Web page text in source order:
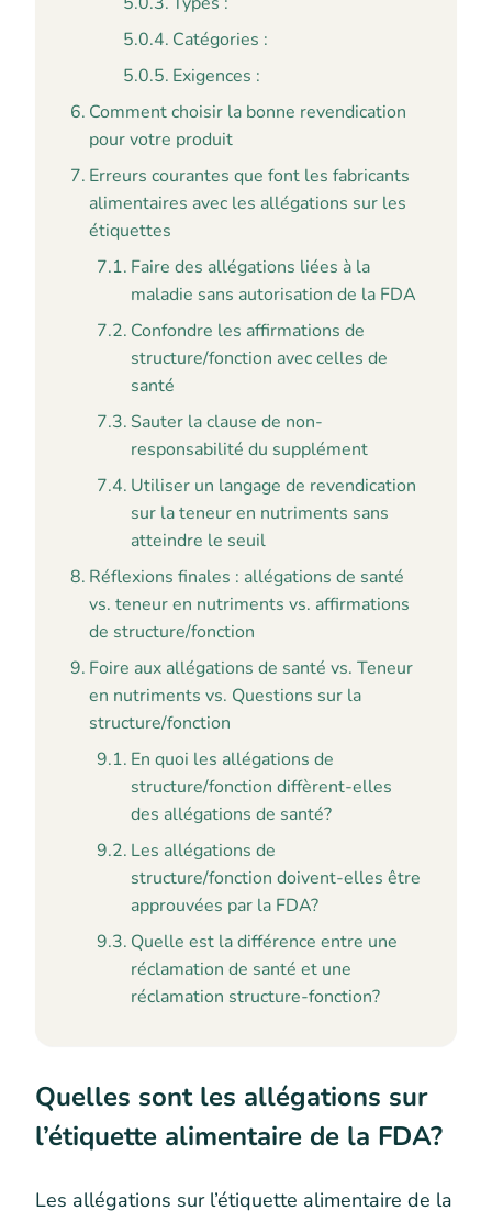
Catégories :
Exigences :
Comment choisir la bonne revendication
pour votre produit
Erreurs courantes que font les fabricants
alimentaires avec les allégations sur les
étiquettes
Faire des allégations liées à la
maladie sans autorisation de la FDA
Confondre les affirmations de
structure/fonction avec celles de
santé
Sauter la clause de non-
responsabilité du supplément
Utiliser un langage de revendication
sur la teneur en nutriments sans
atteindre le seuil
Réflexions finales : allégations de santé
vs. teneur en nutriments vs. affirmations
de structure/fonction
Foire aux allégations de santé vs. Teneur
en nutriments vs. Questions sur la
structure/fonction
En quoi les allégations de
structure/fonction diffèrent-elles
des allégations de santé?
Les allégations de
structure/fonction doivent-elles être
approuvées par la FDA?
Quelle est la différence entre une
réclamation de santé et une
réclamation structure-fonction?
Quelles sont les allégations sur
l’étiquette alimentaire de la FDA?
Les allégations sur l’étiquette alimentaire de la